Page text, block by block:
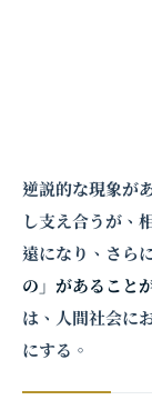
逆説的な現象が
し支え合うが、
遠になり、さら
の」があること
は、人間社会に
にする。